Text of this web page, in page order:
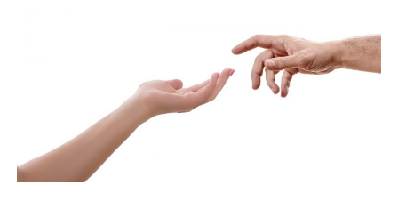
emailmastodon
patreonspotify